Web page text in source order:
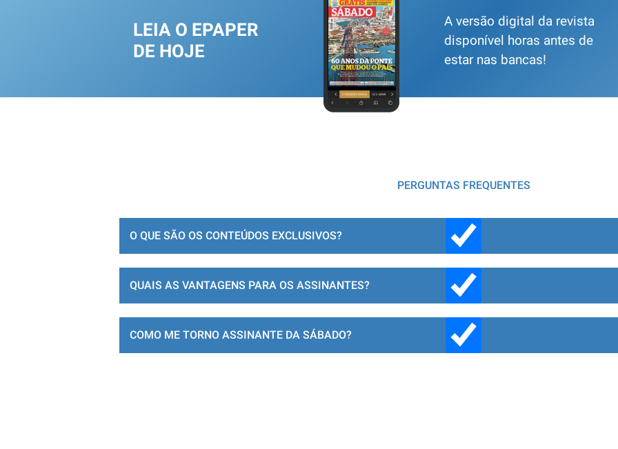
LEIA O EPAPER
DE HOJE
A versão digital da revista
disponível horas antes de
estar nas bancas!
PERGUNTAS FREQUENTES
O QUE SÃO OS CONTEÚDOS EXCLUSIVOS?
QUAIS AS VANTAGENS PARA OS ASSINANTES?
COMO ME TORNO ASSINANTE DA SÁBADO?